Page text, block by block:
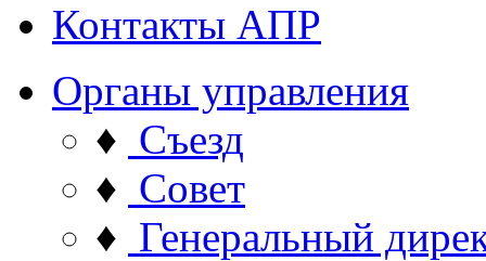
Контакты АПР
Органы управления
♦ Съезд
♦ Совет
♦ Генеральный